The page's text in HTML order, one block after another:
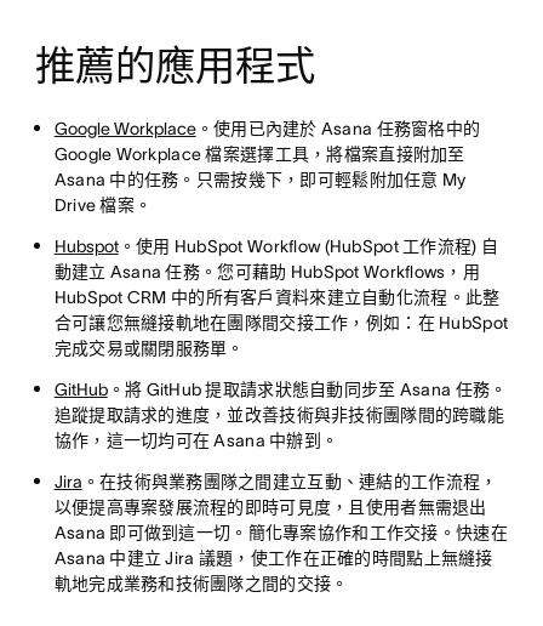
推薦的應用程式
Google Workplace。使用已內建於 Asana 任務窗格中的
Google Workplace 檔案選擇工具，將檔案直接附加至
Asana 中的任務。只需按幾下，即可輕鬆附加任意 My
Drive 檔案。
Hubspot。使用 HubSpot Workflow (HubSpot 工作流程) 自
動建立 Asana 任務。您可藉助 HubSpot Workflows，用
HubSpot CRM 中的所有客戶資料來建立自動化流程。此整
合可讓您無縫接軌地在團隊間交接工作，例如：在 HubSpot
完成交易或關閉服務單。
GitHub。將 GitHub 提取請求狀態自動同步至 Asana 任務。
追蹤提取請求的進度，並改善技術與非技術團隊間的跨職能
協作，這一切均可在 Asana 中辦到。
Jira 。在技術與業務團隊之間建立互動、連結的工作流程，
以便提高專案發展流程的即時可見度，且使用者無需退出
Asana 即可做到這一切。簡化專案協作和工作交接。快速在
Asana 中建立 Jira 議題，使工作在正確的時間點上無縫接
軌地完成業務和技術團隊之間的交接。